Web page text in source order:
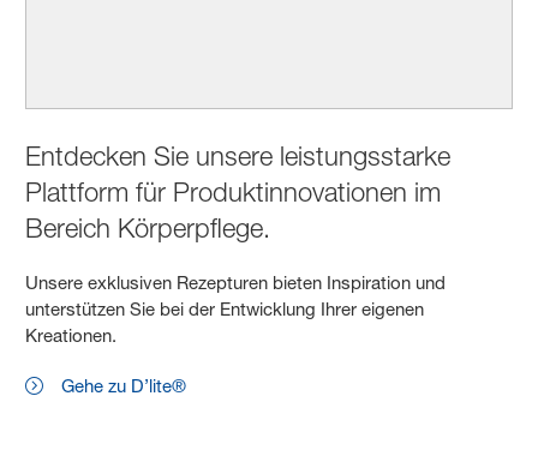
Entdecken Sie unsere leistungsstarke
Plattform für Produktinnovationen im
Bereich Körperpflege.
Unsere exklusiven Rezepturen bieten Inspiration und
unterstützen Sie bei der Entwicklung Ihrer eigenen
Kreationen.
Gehe zu D’lite®